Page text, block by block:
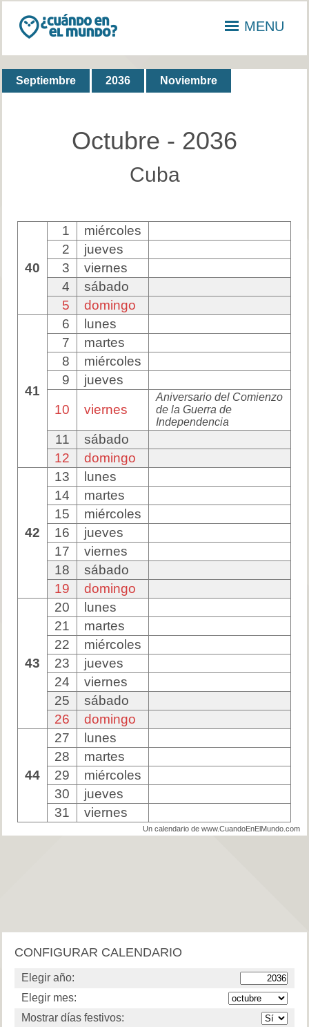
MENU
Septiembre 2036 Noviembre
Octubre - 2036
Cuba
40
1
miércoles
2
jueves
3
viernes
4
sábado
5
domingo
41
6
lunes
7
martes
8
miércoles
9
jueves
10 viernes
Aniversario del Comienzo
de la Guerra de
Independencia
11
sábado
12
domingo
42
13
lunes
14
martes
15
miércoles
16
jueves
17
viernes
18
sábado
19
domingo
43
20
lunes
21
martes
22
miércoles
23
jueves
24
viernes
25
sábado
26
domingo
44
27
lunes
28
martes
29
miércoles
30
jueves
31
viernes
Un calendario de www.CuandoEnElMundo.com
CONFIGURAR CALENDARIO
Elegir año:
Elegir mes:
Mostrar días festivos: